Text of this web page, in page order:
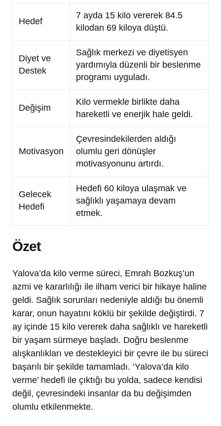
Hedef
7 ayda 15 kilo vererek 84.5
kilodan 69 kiloya düştü.
Diyet ve
Destek
Sağlık merkezi ve diyetisyen
yardımıyla düzenli bir beslenme
programı uyguladı.
Değişim
Kilo vermekle birlikte daha
hareketli ve enerjik hale geldi.
Motivasyon
Çevresindekilerden aldığı
olumlu geri dönüşler
motivasyonunu artırdı.
Gelecek
Hedefi
Hedefi 60 kiloya ulaşmak ve
sağlıklı yaşamaya devam
etmek.
Özet
Yalova’da kilo verme süreci, Emrah Bozkuş’un
azmi ve kararlılığı ile ilham verici bir hikaye haline
geldi. Sağlık sorunları nedeniyle aldığı bu önemli
karar, onun hayatını köklü bir şekilde değiştirdi. 7
ay içinde 15 kilo vererek daha sağlıklı ve hareketli
bir yaşam sürmeye başladı. Doğru beslenme
alışkanlıkları ve destekleyici bir çevre ile bu süreci
başarılı bir şekilde tamamladı. ‘Yalova’da kilo
verme’ hedefi ile çıktığı bu yolda, sadece kendisi
değil, çevresindeki insanlar da bu değişimden
olumlu etkilenmekte.